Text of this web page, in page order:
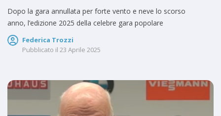
Dopo la gara annullata per forte vento e neve lo scorso
anno, l’edizione 2025 della celebre gara popolare
Federica Trozzi
Pubblicato il 23 Aprile 2025